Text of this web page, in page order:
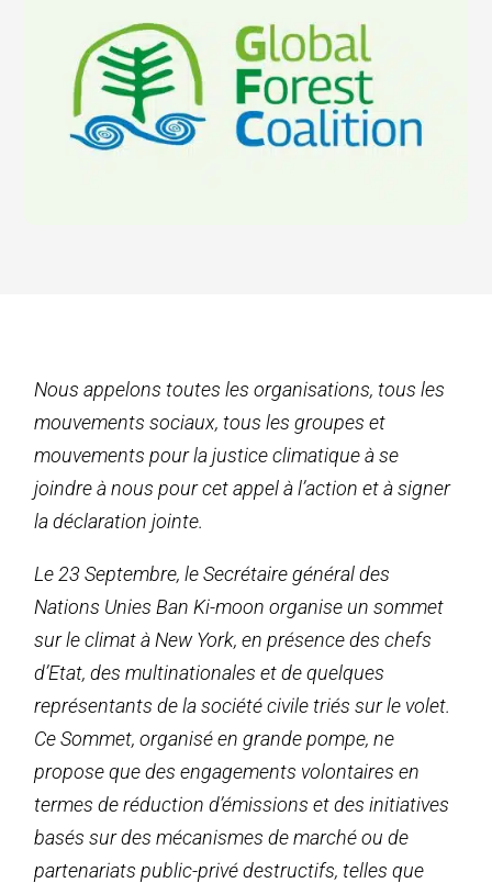
Nous appelons toutes les organisations, tous les
mouvements sociaux, tous les groupes et
mouvements pour la justice climatique à se
joindre à nous pour cet appel à l’action et à signer
la déclaration jointe.
Le 23 Septembre, le Secrétaire général des
Nations Unies Ban Ki-moon organise un sommet
sur le climat à New York, en présence des chefs
d’Etat, des multinationales et de quelques
représentants de la société civile triés sur le volet.
Ce Sommet, organisé en grande pompe, ne
propose que des engagements volontaires en
termes de réduction d’émissions et des initiatives
basés sur des mécanismes de marché ou de
partenariats public-privé destructifs, telles que